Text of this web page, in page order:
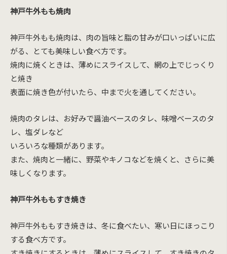
神戸牛外もも焼肉
神戸牛外もも焼肉は、肉の旨味と脂の甘みが口いっぱいに広
がる、とても美味しい食べ方です。
焼肉に焼くときは、薄めにスライスして、網の上でじっくり
と焼き
表面に焼き色が付いたら、中まで火を通してください。
焼肉のタレは、お好みで醤油ベースのタレ、味噌ベースのタ
レ、塩ダレなど
いろいろな種類があります。
また、焼肉と一緒に、野菜やキノコなどを焼くと、さらに美
味しくなります。
神戸牛外ももすき焼き
神戸牛外ももすき焼きは、冬に食べたい、寒い日にほっこり
する食べ方です。